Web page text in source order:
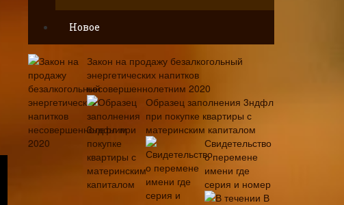
Новое
Закон на продажу безалкогольный
энергетических напитков
несовершеннолетним 2020
Образец заполнения 3ндфл
при покупке квартиры с
материнским капиталом
Свидетельство
о перемене
имени где
серия и номер
В